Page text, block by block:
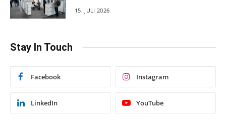
15. JULI 2026
Stay In Touch
Facebook Instagram
LinkedIn YouTube